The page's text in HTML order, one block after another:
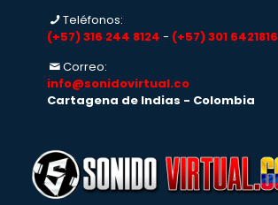
Teléfonos:
(+57) 316 244 8124 - (+57) 301 6421816
Correo:
info@sonidovirtual.co
Cartagena de Indias - Colombia